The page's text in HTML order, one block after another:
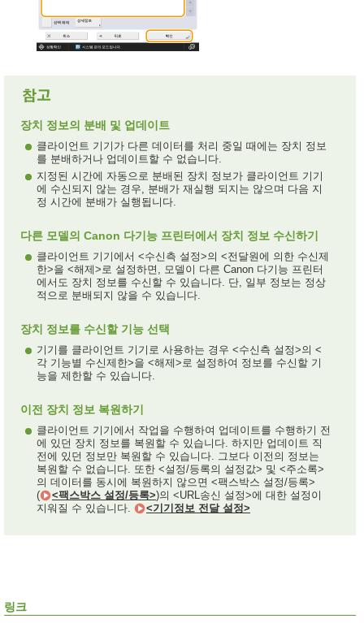
장치 정보의 분배 및 업데이트
클라이언트 기기가 다른 데이터를 처리 중일 때에는 장치 정보
를 분배하거나 업데이트할 수 없습니다.
지정된 시간에 자동으로 분배된 장치 정보가 클라이언트 기기
에 수신되지 않는 경우, 분배가 재실행 되지는 않으며 다음 지
정 시간에 분배가 실행됩니다.
다른 모델의 Canon 다기능 프린터에서 장치 정보 수신하기
클라이언트 기기에서 <수신측 설정>의 <전달원에 의한 수신제
한>을 <해제>로 설정하면, 모델이 다른 Canon 다기능 프린터
에서도 장치 정보를 수신할 수 있습니다. 단, 일부 정보는 정상
적으로 분배되지 않을 수 있습니다.
장치 정보를 수신할 기능 선택
기기를 클라이언트 기기로 사용하는 경우 <수신측 설정>의 <
각 기능별 수신제한>을 <해제>로 설정하여 정보를 수신할 기
능을 제한할 수 있습니다.
이전 장치 정보 복원하기
클라이언트 기기에서 작업을 수행하여 업데이트를 수행하기 전
에 있던 장치 정보를 복원할 수 있습니다. 하지만 업데이트 직
전에 있던 정보만 복원할 수 있습니다. 그보다 이전의 정보는
복원할 수 없습니다. 또한 <설정/등록의 설정값> 및 <주소록>
의 데이터를 동시에 복원하지 않으면 <팩스박스 설정/등록>
(
<팩스박스 설정/등록>)의 <URL송신 설정>에 대한 설정이
지워질 수 있습니다.
<기기정보 전달 설정>
링크